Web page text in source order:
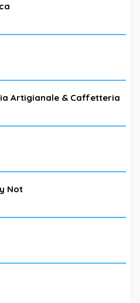
Artigianale & Caffetteria
Not